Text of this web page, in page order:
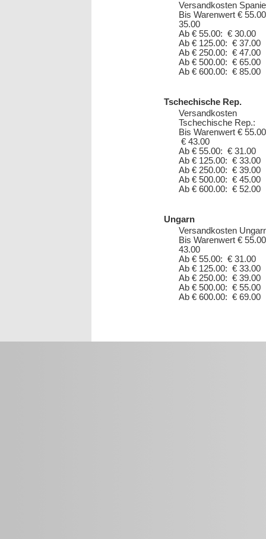
Versandkosten
Bis Warenwert €
35.00
Ab € 55.00: € 30.00
Ab € 125.00: € 37.00
Ab € 250.00: € 47.00
Ab € 500.00: € 65.00
Ab € 600.00: € 85.00
Tschechische Rep.
Versandkosten
Tschechische Rep.:
Bis Warenwert €
€ 43.00
Ab € 55.00: € 31.00
Ab € 125.00: € 33.00
Ab € 250.00: € 39.00
Ab € 500.00: € 45.00
Ab € 600.00: € 52.00
Ungarn
Versandkosten
Bis Warenwert €
43.00
Ab € 55.00: € 31.00
Ab € 125.00: € 33.00
Ab € 250.00: € 39.00
Ab € 500.00: € 55.00
Ab € 600.00: € 69.00